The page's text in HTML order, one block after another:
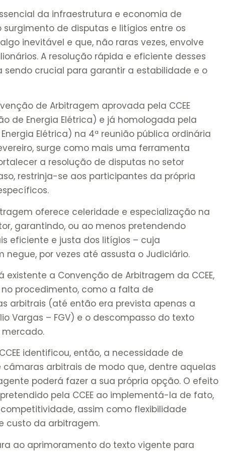
da infraestrutura e economia de
surgimento de disputas e litígios entre os
inevitável e que, não raras vezes, envolve
A resolução rápida e eficiente desses
sendo crucial para garantir a estabilidade e o
de Arbitragem aprovada pela CCEE
de Energia Elétrica) e já homologada pela
Energia Elétrica) na 4ª reunião pública ordinária
surge como mais uma ferramenta
a resolução de disputas no setor
restrinja-se aos participantes da própria
oferece celeridade e especialização na
garantindo, ou ao menos pretendendo
eficiente e justa dos litígios – cuja
negue, por vezes até assusta o Judiciário.
existente a Convenção de Arbitragem da CCEE,
procedimento, como a falta de
arbitrais (até então era prevista apenas a
Vargas – FGV) e o descompasso do texto
identificou, então, a necessidade de
arbitrais de modo que, dentre aquelas
poderá fazer a sua própria opção. O efeito
pela CCEE ao implementá-la de fato,
assim como flexibilidade
custo da arbitragem.
ao aprimoramento do texto vigente para